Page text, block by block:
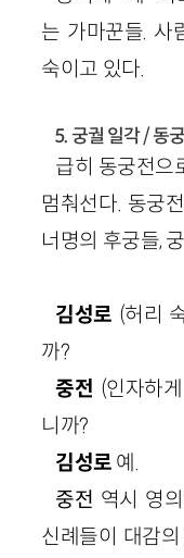
는 가마꾼들. 사
숙이고 있다.
5. 궁궐 일각 / 동
급히 동궁전으
멈춰선다. 동궁
너명의 후궁들,
김성로 (허리
까?
중전 (인자하
니까?
김성로 예.
중전 역시 영
신례들이 대감